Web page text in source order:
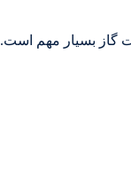
گاز بسیار مهم است.